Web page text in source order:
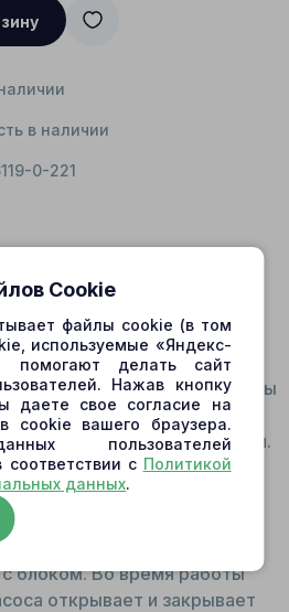
в наличии
0-221
вид: Деталь выполнена
Наличие посередине
для установки
окна овальной формы
Между окнами
отвода лишней жидкости.
из высокопрочной стали.
на валу затем
с обратной
подшипником вала.
блоком. Во время работы
открывает и закрывает
Cookie
файлы cookie (в том
используемые «Яндекс-
помогают делать сайт
Нажав кнопку
даете свое согласие на
cookie вашего браузера.
пользователей
соответствии с Политикой
данных.